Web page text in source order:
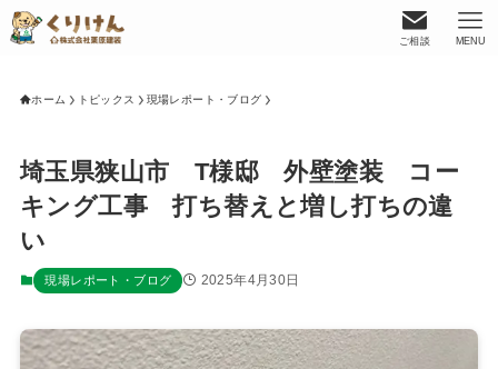
ご相談 MENU
ホーム トピックス 現場レポート・ブログ
埼玉県狭山市 T様邸 外壁塗装 コー
キング工事 打ち替えと増し打ちの違
い
現場レポート・ブログ 2025年4月30日